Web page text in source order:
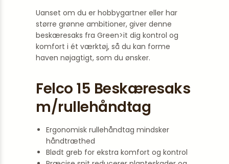
Uanset om du er hobbygartner eller har
større grønne ambitioner, giver denne
beskæresaks fra Green>it dig kontrol og
komfort i ét værktøj, så du kan forme
haven nøjagtigt, som du ønsker.
Felco 15 Beskæresaks
m/rullehåndtag
Ergonomisk rullehåndtag mindsker
håndtræthed
Blødt greb for ekstra komfort og kontrol